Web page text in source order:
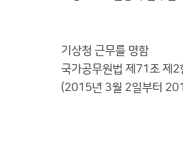
기상서비스진
기상주사
기상청 근무를 명함
국가공무원법 제71조 제2
(2015년 3월 2일부터
2015.
예보국 국